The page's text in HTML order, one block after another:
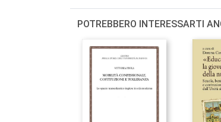
POTREBBERO INTERESSARTI